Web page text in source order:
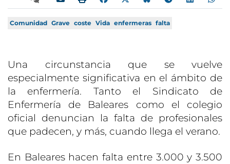
Comunidad Grave coste Vida enfermeras falta
Una circunstancia que se vuelve
especialmente significativa en el ámbito de
la enfermería. Tanto el Sindicato de
Enfermería de Baleares como el colegio
oficial denuncian la falta de profesionales
que padecen, y más, cuando llega el verano.
En Baleares hacen falta entre 3.000 y 3.500